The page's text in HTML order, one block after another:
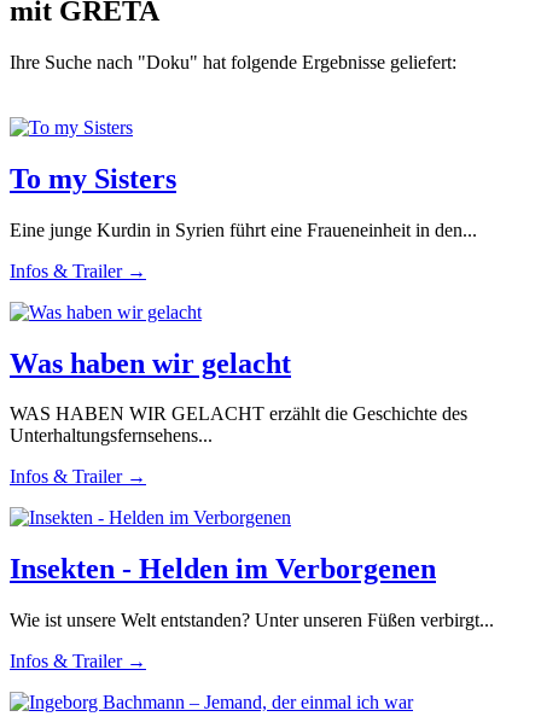
mit GRETA
Ihre Suche nach "Doku" hat folgende Ergebnisse geliefert:
To my Sisters
Eine junge Kurdin in Syrien führt eine Fraueneinheit in den...
Infos & Trailer →
Was haben wir gelacht
WAS HABEN WIR GELACHT erzählt die Geschichte des
Unterhaltungsfernsehens...
Infos & Trailer →
Insekten - Helden im Verborgenen
Wie ist unsere Welt entstanden? Unter unseren Füßen verbirgt...
Infos & Trailer →